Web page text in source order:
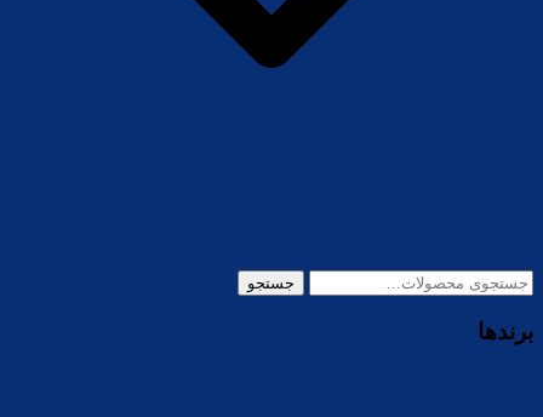
جستجو
جستجو
برندها